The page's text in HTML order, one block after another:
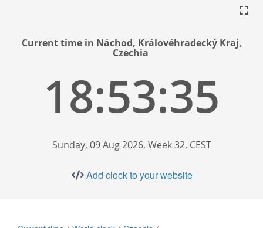
Current time in Náchod, Královéhradecký Kraj,
Czechia
18:53:36
Sunday, 09 Aug 2026, Week 32, CEST
Add clock to your website